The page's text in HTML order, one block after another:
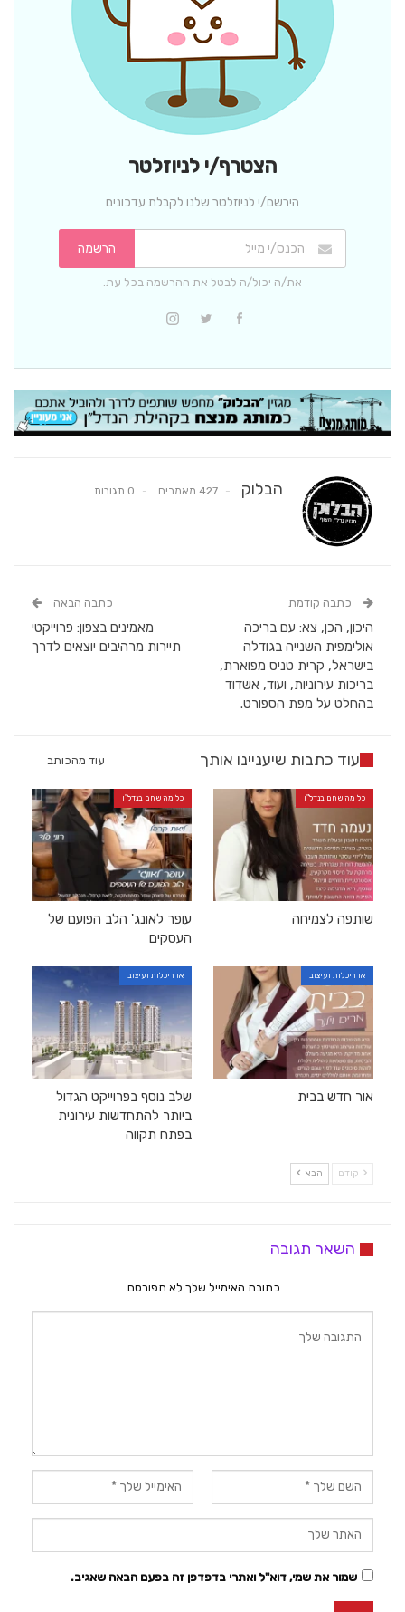
הצטרף/י לניוזלטר
הירשם/י לניוזלטר שלנו לקבלת עדכונים
הרשמה
את/ה יכול/ה לבטל את ההרשמה בכל עת.
הבלוק 427 מאמרים 0 תגובות
כתבה קודמת
היכון, הכן, צא: עם בריכה
אולימפית השנייה בגודלה
בישראל, קרית טניס מפוארת,
בריכות עירוניות, ועוד, אשדוד
בהחלט על מפת הספורט.
כתבה הבאה
מאמינים בצפון: פרוייקטי
תיירות מרהיבים יוצאים לדרך
עוד כתבות שיעניינו אותך עוד מהכותב
כל מה שחם בנדל"ן
שותפה לצמיחה
כל מה שחם בנדל"ן
עופר לאונג' הלב הפועם של
העסקים
אדריכלות ועיצוב
אור חדש בבית
אדריכלות ועיצוב
שלב נוסף בפרוייקט הגדול
ביותר להתחדשות עירונית
בפתח תקווה
קודם הבא
השאר תגובה
כתובת האימייל שלך לא תפורסם.
שמור את שמי, דוא"ל ואתרי בדפדפן זה בפעם הבאה שאגיב.